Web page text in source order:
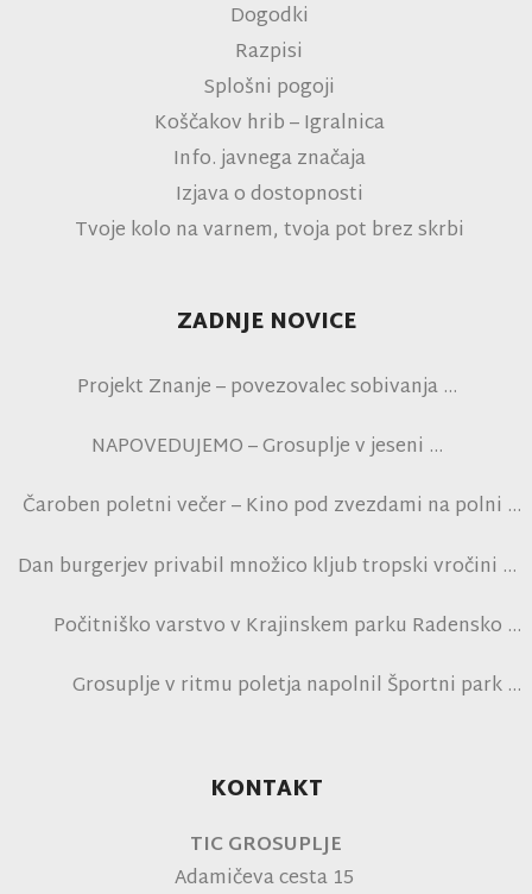
Dogodki
Razpisi
Splošni pogoji
Koščakov hrib – Igralnica
Info. javnega značaja
Izjava o dostopnosti
Tvoje kolo na varnem, tvoja pot brez skrbi
ZADNJE NOVICE
Projekt Znanje – povezovalec sobivanja
NAPOVEDUJEMO – Grosuplje v jeseni
Čaroben poletni večer – Kino pod zvezdami na polni
Dan burgerjev privabil množico kljub tropski vročini
Počitniško varstvo v Krajinskem parku Radensko
Grosuplje v ritmu poletja napolnil Športni park
KONTAKT
TIC GROSUPLJE
Adamičeva cesta 15